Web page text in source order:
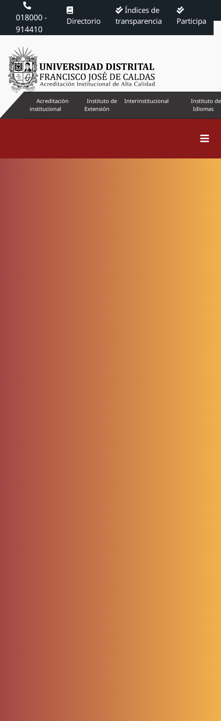
018000 -
914410
Directorio
Índices de
transparencia
Participa
Acreditación
institucional
Instituto de
Extensión
Interinstitucional
Instituto de
Idiomas